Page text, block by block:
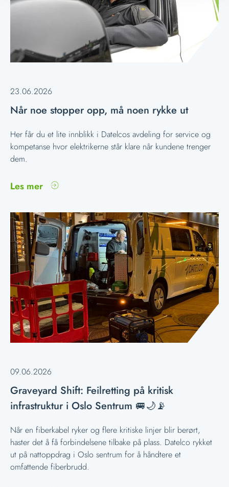
23.06.2026
Når noe stopper opp, må noen rykke ut
Her får du et lite innblikk i Datelcos avdeling for service og
kompetanse hvor elektrikerne står klare når kundene trenger
dem.
Les mer
09.06.2026
Graveyard Shift: Feilretting på kritisk
infrastruktur i Oslo Sentrum 🚐🌙📡
Når en fiberkabel ryker og flere kritiske linjer blir berørt,
haster det å få forbindelsene tilbake på plass. Datelco rykket
ut på nattoppdrag i Oslo sentrum for å håndtere et
omfattende fiberbrudd.